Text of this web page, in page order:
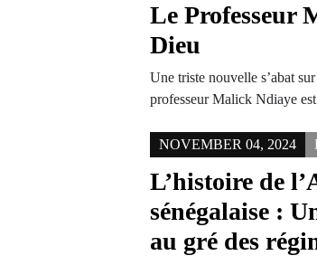
Le Professeur
Dieu
Une triste nouvelle s’abat
professeur Malick Ndiaye
NOVEMBER 04, 2024
L’histoire de
sénégalaise :
au gré des